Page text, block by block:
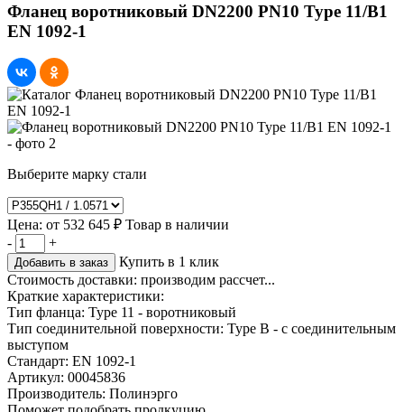
Фланец воротниковый DN2200 PN10 Type 11/B1
EN 1092-1
Выберите марку стали
Цена: от 532 645 ₽ Товар в наличии
-
+
Добавить в заказ
Купить в 1 клик
Стоимость доставки: производим рассчет...
Краткие характеристики:
Тип фланца: Type 11 - воротниковый
Тип соединительной поверхности: Type B - с соединительным
выступом
Стандарт: EN 1092-1
Артикул: 00045836
Производитель: Полинэрго